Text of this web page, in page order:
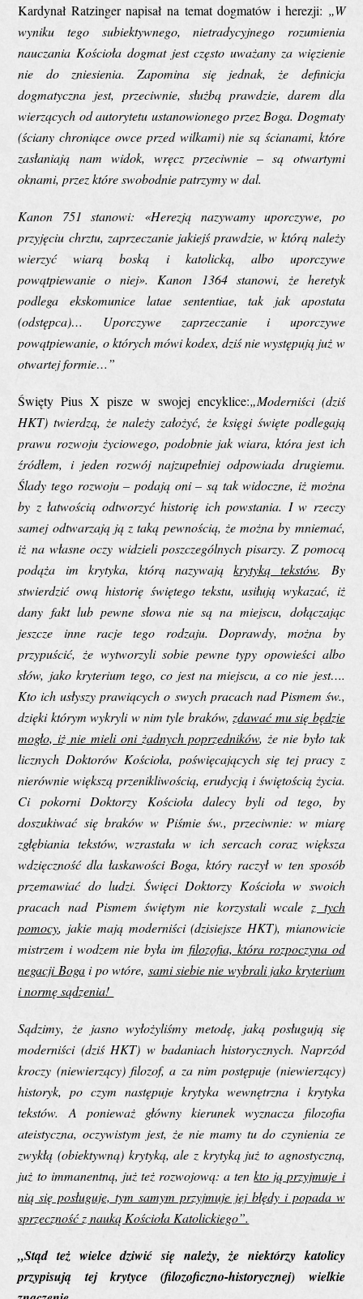
Kardynał Ratzinger napisał na temat dogmatów i herezji: „W
wyniku tego subiektywnego, nietradycyjnego rozumienia
nauczania Kościoła dogmat jest często uważany za więzienie
nie do zniesienia. Zapomina się jednak, że definicja
dogmatyczna jest, przeciwnie, służbą prawdzie, darem dla
wierzących od autorytetu ustanowionego przez Boga. Dogmaty
(ściany chroniące owce przed wilkami) nie są ścianami, które
zasłaniają nam widok, wręcz przeciwnie – są otwartymi
oknami, przez które swobodnie patrzymy w dal.
Kanon 751 stanowi: «Herezją nazywamy uporczywe, po
przyjęciu chrztu, zaprzeczanie jakiejś prawdzie, w którą należy
wierzyć wiarą boską i katolicką, albo uporczywe
powątpiewanie o niej». Kanon 1364 stanowi, że heretyk
podlega ekskomunice latae sententiae, tak jak apostata
(odstępca)…
Uporczywezaprzeczanie i uporczywe
powątpiewanie, o których mówi kodex, dziś nie występują już w
otwartej formie…”
Święty Pius X pisze w swojej encyklice:„Moderniści (dziś
HKT) twierdzą, że należy założyć, że księgi święte podlegają
prawu rozwoju życiowego, podobnie jak wiara, która jest ich
źródłem, i jeden rozwój najzupełniej odpowiada drugiemu.
Ślady tego rozwoju – podają oni – są tak widoczne, iż można
by z łatwością odtworzyć historię ich powstania. I w rzeczy
samej odtwarzają ją z taką pewnością, że można by mniemać,
iż na własne oczy widzieli poszczególnych pisarzy. Z pomocą
podąża im krytyka, którą nazywająkrytyką tekstów. By
stwierdzić ową historię świętego tekstu, usiłują wykazać, iż
dany fakt lub pewne słowa nie są na miejscu, dołączając
jeszcze inne racje tego rodzaju. Doprawdy, można by
przypuścić, że wytworzyli sobie pewne typy opowieści albo
słów, jako kryterium tego, co jest na miejscu, a co nie jest….
Kto ich usłyszy prawiących o swych pracach nad Pismem św.,
dzięki którym wykryli w nim tyle braków, zdawać mu się będzie
mogło, iż nie mieli oni żadnych poprzedników, że nie było tak
licznych Doktorów Kościoła, poświęcających się tej pracy z
nierównie większą przenikliwością, erudycją i świętością życia.
Ci pokorni Doktorzy Kościoła dalecy byli od tego, by
doszukiwać się braków w Piśmie św., przeciwnie: w miarę
zgłębiania tekstów, wzrastała w ich sercach coraz większa
wdzięczność dla łaskawości Boga, który raczył w ten sposób
przemawiać do ludzi. Święci Doktorzy Kościoła w swoich
pracach nad Pismem świętym nie korzystali wcale z tych
pomocy, jakie mają moderniści (dzisiejsze HKT), mianowicie
mistrzem i wodzem nie była im filozofia, która rozpoczyna od
negacji Bogai po wtóre, sami siebie nie wybrali jako kryterium
i normę sądzenia!
Sądzimy, że jasno wyłożyliśmy metodę, jaką posługują się
moderniści (dziś HKT) w badaniach historycznych. Naprzód
kroczy (niewierzący) filozof, a za nim postępuje (niewierzący)
historyk, po czym następuje krytyka wewnętrzna i krytyka
tekstów. A ponieważ główny kierunek wyznacza filozofia
ateistyczna, oczywistym jest, że nie mamy tu do czynienia ze
zwykłą (obiektywną) krytyką, ale z krytyką już to agnostyczną,
już to immanentną, już też rozwojową: a tenkto ją przyjmuje i
nią się posługuje, tym samym przyjmuje jej błędy i popada w
sprzeczność z nauką Kościoła Katolickiego”.
„Stąd też wielce dziwić się należy, że niektórzy katolicy
przypisują tej krytyce(filozoficzno-historycznej) wielkie